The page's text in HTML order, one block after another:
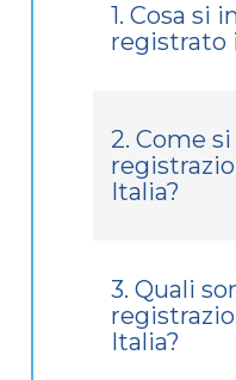
1. Cosa si
registrato
2. Come
Italia?
3. Quali
Italia?